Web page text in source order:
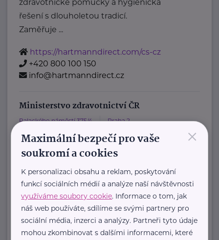
zdravotnické pomůcky a hygienická
řešení s dlouholetou tradicí.
Zaměřuje ...
https://hartmanndirect.com/cs-cz
+420 800 100 150
info@hartmanndirect.cz
Ministerstvo zdravotnictví ČR
Palackého náměstí 375/4 Praha 2
https://www.mzcr.cz/
+420 224 971 111
Zobrazit přehled společností
×
Maximální bezpečí pro vaše
soukromí a cookies
K personalizaci obsahu a reklam, poskytování
funkcí sociálních médií a analýze naší návštěvnosti
využíváme soubory cookie. Informace o tom, jak
náš web používáte, sdílíme se svými partnery pro
sociální média, inzerci a analýzy. Partneři tyto údaje
mohou zkombinovat s dalšími informacemi, které